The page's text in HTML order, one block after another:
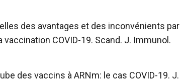
des avantages et des inconvénients par
COVID-19. Scand. J. Immunol.
des vaccins à ARNm: le cas COVID-19. J.